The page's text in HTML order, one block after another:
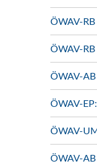
ÖWAV-
ÖWAV-
ÖWAV-
ÖWAV-
ÖWAV-
ÖWAV-